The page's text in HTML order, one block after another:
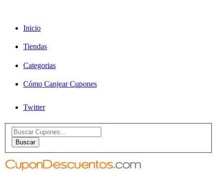
Inicio
Tiendas
Categorias
Cómo Canjear Cupones
Twitter
Search
for:Buscar